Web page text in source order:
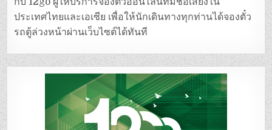
ประเทศไทยและเอเซีย เพื่อให้นักเดินทางทุกท่านได้จองตั๋ว
รถตู้ล่วงหน้าผ่านเว็บไซต์ได้ทันที